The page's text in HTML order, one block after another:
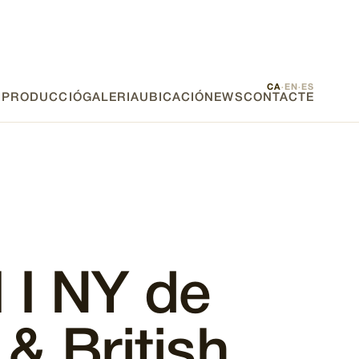
CA· EN· ES
GALERIAUBICACIÓ NEWSCONTACTE
I NY de